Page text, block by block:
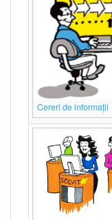
Cereri de informații